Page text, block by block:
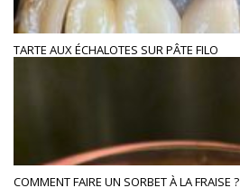
TARTE AUX ÉCHALOTES SUR PÂTE FILO
COMMENT FAIRE UN SORBET À LA FRAISE ?